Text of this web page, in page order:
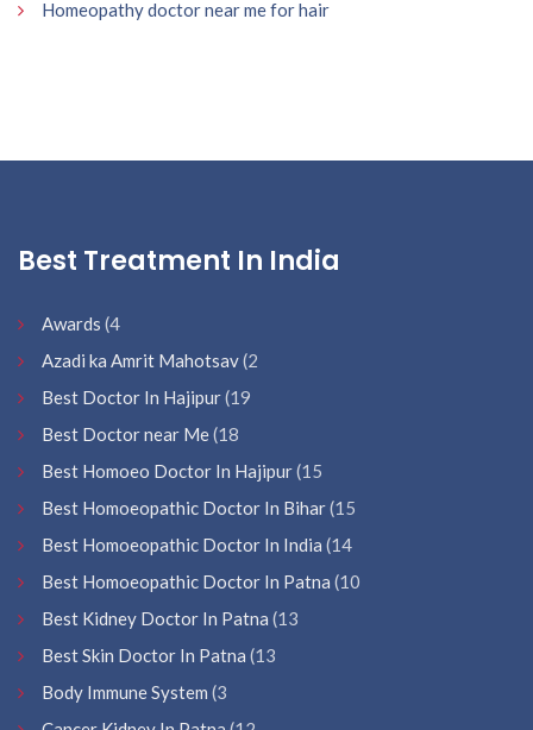
Homeopathy doctor near me for hair
Best Treatment In India
Awards (4
Azadi ka Amrit Mahotsav(2
Best Doctor In Hajipur(19
Best Doctor near Me(18
Best Homoeo Doctor In Hajipur(15
Best Homoeopathic Doctor In Bihar(15
Best Homoeopathic Doctor In India (14
Best Homoeopathic Doctor In Patna (10
Best Kidney Doctor In Patna (13
Best Skin Doctor In Patna (13
Body Immune System (3